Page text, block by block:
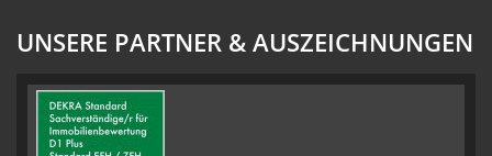
UNSERE PARTNER & AUSZEICHNUNGEN